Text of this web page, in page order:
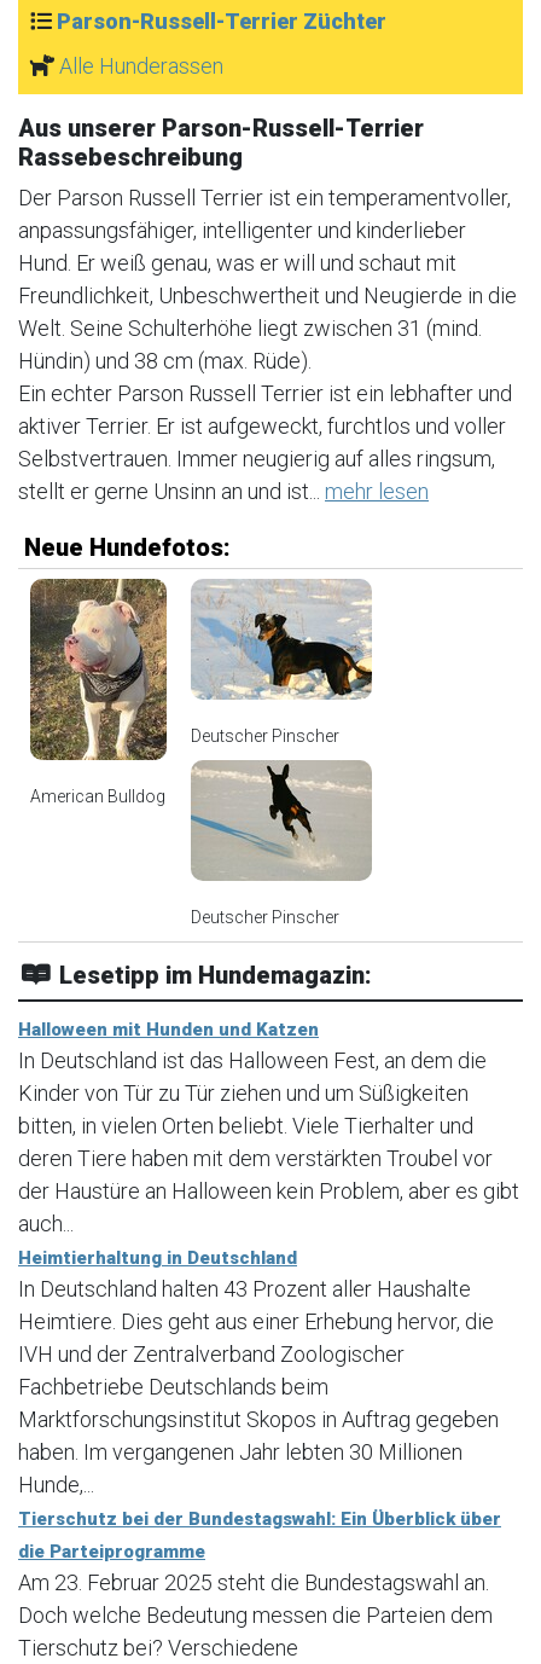
Parson-Russell-Terrier Züchter
Alle Hunderassen
Aus unserer Parson-Russell-Terrier
Rassebeschreibung
Der Parson Russell Terrier ist ein temperamentvoller,
anpassungsfähiger, intelligenter und kinderlieber
Hund. Er weiß genau, was er will und schaut mit
Freundlichkeit, Unbeschwertheit und Neugierde in die
Welt. Seine Schulterhöhe liegt zwischen 31 (mind.
Hündin) und 38 cm (max. Rüde).
Ein echter Parson Russell Terrier ist ein lebhafter und
aktiver Terrier. Er ist aufgeweckt, furchtlos und voller
Selbstvertrauen. Immer neugierig auf alles ringsum,
stellt er gerne Unsinn an und ist... mehr lesen
Neue Hundefotos:
American Bulldog
Deutscher Pinscher
Deutscher Pinscher
Lesetipp im Hundemagazin:
Halloween mit Hunden und Katzen
In Deutschland ist das Halloween Fest, an dem die
Kinder von Tür zu Tür ziehen und um Süßigkeiten
bitten, in vielen Orten beliebt. Viele Tierhalter und
deren Tiere haben mit dem verstärkten Troubel vor
der Haustüre an Halloween kein Problem, aber es gibt
auch...
Heimtierhaltung in Deutschland
In Deutschland halten 43 Prozent aller Haushalte
Heimtiere. Dies geht aus einer Erhebung hervor, die
IVH und der Zentralverband Zoologischer
Fachbetriebe Deutschlands beim
Marktforschungsinstitut Skopos in Auftrag gegeben
haben. Im vergangenen Jahr lebten 30 Millionen
Hunde,...
Tierschutz bei der Bundestagswahl: Ein Überblick über
die Parteiprogramme
Am 23. Februar 2025 steht die Bundestagswahl an.
Doch welche Bedeutung messen die Parteien dem
Tierschutz bei? Verschiedene